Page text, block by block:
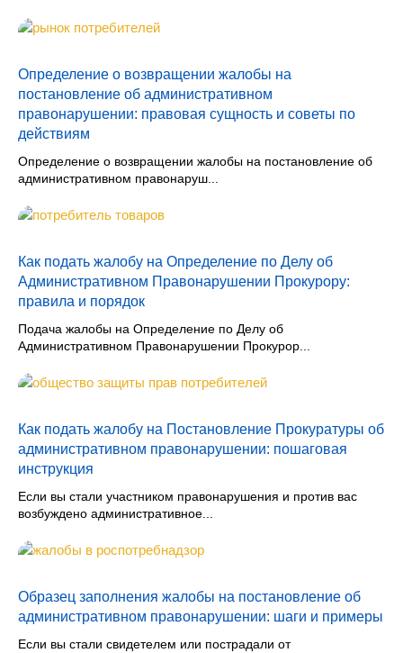
Определение о возвращении жалобы на
постановление об административном
правонарушении: правовая сущность и советы по
действиям
Определение о возвращении жалобы на постановление об
административном правонаруш...
Как подать жалобу на Определение по Делу об
Административном Правонарушении Прокурору:
правила и порядок
Подача жалобы на Определение по Делу об
Административном Правонарушении Прокурор...
Как подать жалобу на Постановление Прокуратуры об
административном правонарушении: пошаговая
инструкция
Если вы стали участником правонарушения и против вас
возбуждено административное...
Образец заполнения жалобы на постановление об
административном правонарушении: шаги и примеры
Если вы стали свидетелем или пострадали от